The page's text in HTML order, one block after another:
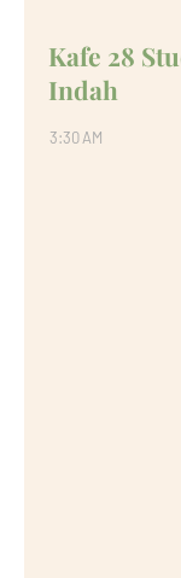
Kafe 28
Indah
3:30 AM